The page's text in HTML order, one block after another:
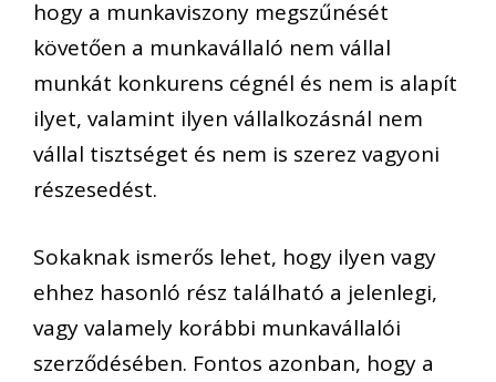
hogy a munkaviszony megszűnését
követően a munkavállaló nem vállal
munkát konkurens cégnél és nem is alapít
ilyet, valamint ilyen vállalkozásnál nem
vállal tisztséget és nem is szerez vagyoni
részesedést.
Sokaknak ismerős lehet, hogy ilyen vagy
ehhez hasonló rész található a jelenlegi,
vagy valamely korábbi munkavállalói
szerződésében. Fontos azonban, hogy a